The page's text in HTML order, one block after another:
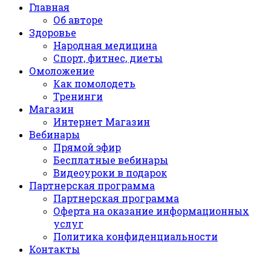
Главная
Об авторе
Здоровье
Народная медицина
Спорт, фитнес, диеты
Омоложение
Как помолодеть
Тренинги
Магазин
Интернет Магазин
Вебинары
Прямой эфир
Бесплатные вебинары
Видеоуроки в подарок
Партнерская программа
Партнерская программа
Оферта на оказание информационных
услуг
Политика конфиденциальности
Контакты